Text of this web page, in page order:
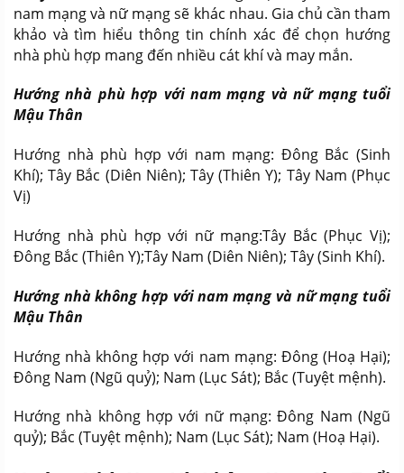
nam mạng và nữ mạng sẽ khác nhau. Gia chủ cần tham
khảo và tìm hiểu thông tin chính xác để chọn hướng
nhà phù hợp mang đến nhiều cát khí và may mắn.
Hướng nhà phù hợp với nam mạng và nữ mạng tuổi
Mậu Thân
Hướng nhà phù hợp với nam mạng: Đông Bắc (Sinh
Khí); Tây Bắc (Diên Niên); Tây (Thiên Y); Tây Nam (Phục
Vị)
Hướng nhà phù hợp với nữ mạng:Tây Bắc (Phục Vị);
Đông Bắc (Thiên Y);Tây Nam (Diên Niên); Tây (Sinh Khí).
Hướng nhà không hợp với nam mạng và nữ mạng tuổi
Mậu Thân
Hướng nhà không hợp với nam mạng: Đông (Hoạ Hại);
Đông Nam (Ngũ quỷ); Nam (Lục Sát); Bắc (Tuyệt mệnh).
Hướng nhà không hợp với nữ mạng: Đông Nam (Ngũ
quỷ); Bắc (Tuyệt mệnh); Nam (Lục Sát); Nam (Hoạ Hại).